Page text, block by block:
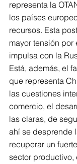
representa la
los países
recursos. Esta
mayor tensión
impulsa con la
Está, además, el
que representa
las cuestiones
comercio, el
las claras, de
ahí se desprende
recuperar un
sector productivo,